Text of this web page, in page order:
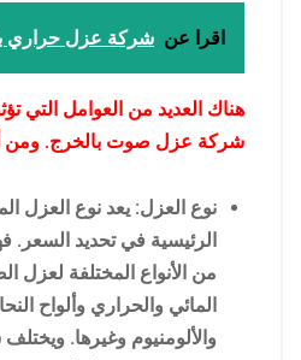
اقرا عن شركة عزل حراري
هناك العديد من العوامل التي
شركة عزل صوت بالخرج. ومن
نوع العزل: يعد نوع العزل
الرئيسية في تحديد السعر.
من الأنواع المختلفة لعزل
المائي والحراري وألواح
والألومنيوم وغيرها.